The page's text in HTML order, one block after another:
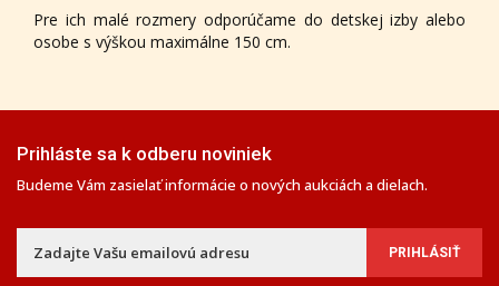
Pre ich malé rozmery odporúčame do detskej izby alebo
osobe s výškou maximálne 150 cm.
Prihláste sa k odberu noviniek
Budeme Vám zasielať informácie o nových aukciách a dielach.